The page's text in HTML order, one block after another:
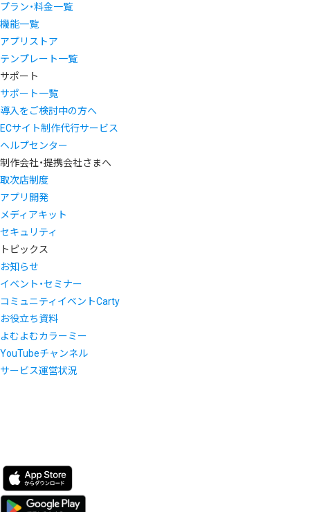
プラン・料金一覧
機能一覧
アプリストア
テンプレート一覧
サポート
サポート一覧
導入をご検討中の方へ
ECサイト制作代行サービス
ヘルプセンター
制作会社・提携会社さまへ
取次店制度
アプリ開発
メディアキット
セキュリティ
トピックス
お知らせ
イベント・セミナー
コミュニティイベントCarty
お役立ち資料
よむよむカラーミー
YouTubeチャンネル
サービス運営状況